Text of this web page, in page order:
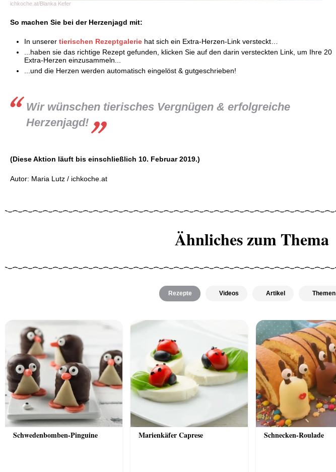
ichkoche.at/Blanka Kefer
So machen Sie bei der Herzenjagd mit:
In unserer tierischen Rezeptgalerie hat sich ein Extra-Herzen-Link versteckt…
...haben sie das richtige Rezept gefunden, klicken Sie auf den darin versteckten Link, um Ihre 20
Extra-Herzen einzusammeln...
...und die Herzen werden automatisch eingelöst & gutgeschrieben!
Wir wünschen tierisches Vergnügen & erfolgreiche
Herzenjagd!
(Diese Aktion läuft bis einschließlich 10. Februar 2019.)
Autor: Maria Lutz / ichkoche.at
Ähnliches zum Thema
Rezepte Videos Artikel Themen
Schwedenbomben-Pinguine Marienkäfer Caprese Schnecken-Roulade